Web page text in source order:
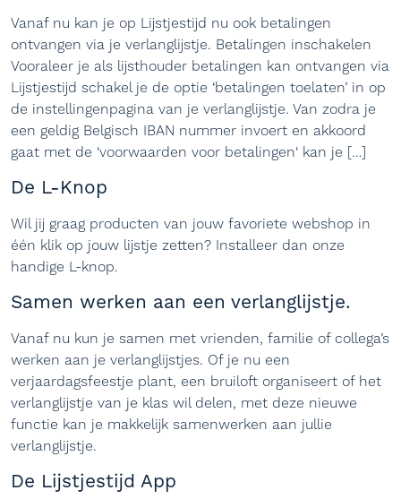
Vanaf nu kan je op Lijstjestijd nu ook betalingen
ontvangen via je verlanglijstje. Betalingen inschakelen
Vooraleer je als lijsthouder betalingen kan ontvangen via
Lijstjestijd schakel je de optie ‘betalingen toelaten’ in op
de instellingenpagina van je verlanglijstje. Van zodra je
een geldig Belgisch IBAN nummer invoert en akkoord
gaat met de ‘voorwaarden voor betalingen‘ kan je […]
De L-Knop
Wil jij graag producten van jouw favoriete webshop in
één klik op jouw lijstje zetten? Installeer dan onze
handige L-knop.
Samen werken aan een verlanglijstje.
Vanaf nu kun je samen met vrienden, familie of collega’s
werken aan je verlanglijstjes. Of je nu een
verjaardagsfeestje plant, een bruiloft organiseert of het
verlanglijstje van je klas wil delen, met deze nieuwe
functie kan je makkelijk samenwerken aan jullie
verlanglijstje.
De Lijstjestijd App